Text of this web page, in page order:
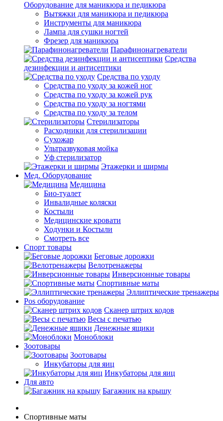
Оборудование для маникюра и педикюра
Вытяжки для маникюра и педикюра
Инструменты для маникюра
Лампа для сушки ногтей
Фрезер для маникюра
Парафинонагреватели
Средства
дезинфекции и антисептики
Средства по уходу
Средства по уходу за кожей ног
Средства по уходу за кожей рук
Средства по уходу за ногтями
Средства по уходу за телом
Стерилизаторы
Расходники для стерилизации
Сухожар
Ультразвуковая мойка
Уф стерилизатор
Этажерки и ширмы
Мед. Оборудование
Медицина
Био-туалет
Инвалидные коляски
Костыли
Медицинские кровати
Ходунки и Костыли
Смотреть все
Спорт товары
Беговые дорожки
Велотренажеры
Инверсионные товары
Спортивные маты
Эллиптические тренажеры
Pos оборудование
Cканер штрих кодов
Весы с печатью
Денежные ящики
Моноблоки
Зоотовары
Зоотовары
Инкубаторы для яиц
Инкубаторы для яиц
Для авто
Багажник на крышу
Спортивные маты